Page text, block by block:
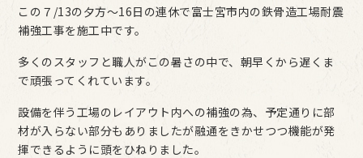
この７/13の夕方～16日の連休で富士宮市内の鉄骨造工場耐震
補強工事を施工中です。
多くのスタッフと職人がこの暑さの中で、朝早くから遅くま
で頑張ってくれています。
設備を伴う工場のレイアウト内への補強の為、予定通りに部
材が入らない部分もありましたが融通をきかせつつ機能が発
揮できるように頭をひねりました。